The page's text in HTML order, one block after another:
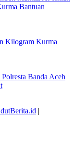
Bantuan
Kilogram Kurma
Banda Aceh
|